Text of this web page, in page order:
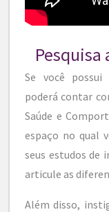
Se você possui
poderá contar
Saúde e
espaço no qual
seus estudos de
articule as
Além disso,